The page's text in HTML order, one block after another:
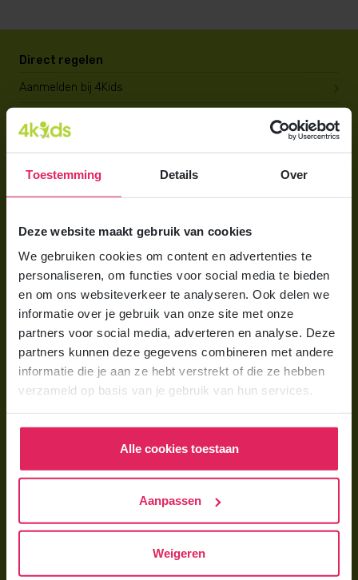
Toestemming Details Over
Deze website maakt gebruik van cookies
We gebruiken cookies om content en advertenties te
personaliseren, om functies voor social media te bieden
en om ons websiteverkeer te analyseren. Ook delen we
informatie over je gebruik van onze site met onze
partners voor social media, adverteren en analyse. Deze
partners kunnen deze gegevens combineren met andere
informatie die je aan ze hebt verstrekt of die ze hebben
verzameld op basis van je gebruik van hun services.
Alle cookies toestaan
Aanpassen
Weigeren
Direct regelen
Aanmelden bij 4Kids
Brochure aanvragen
Voor ouders
Wat kost een gastouder?
Hoe vind ik een gastouder?
Voor gastouders
Gastouder worden bij 4Kids
Hoe vind ik gastkinderen?
Wat verdient een gastouder?